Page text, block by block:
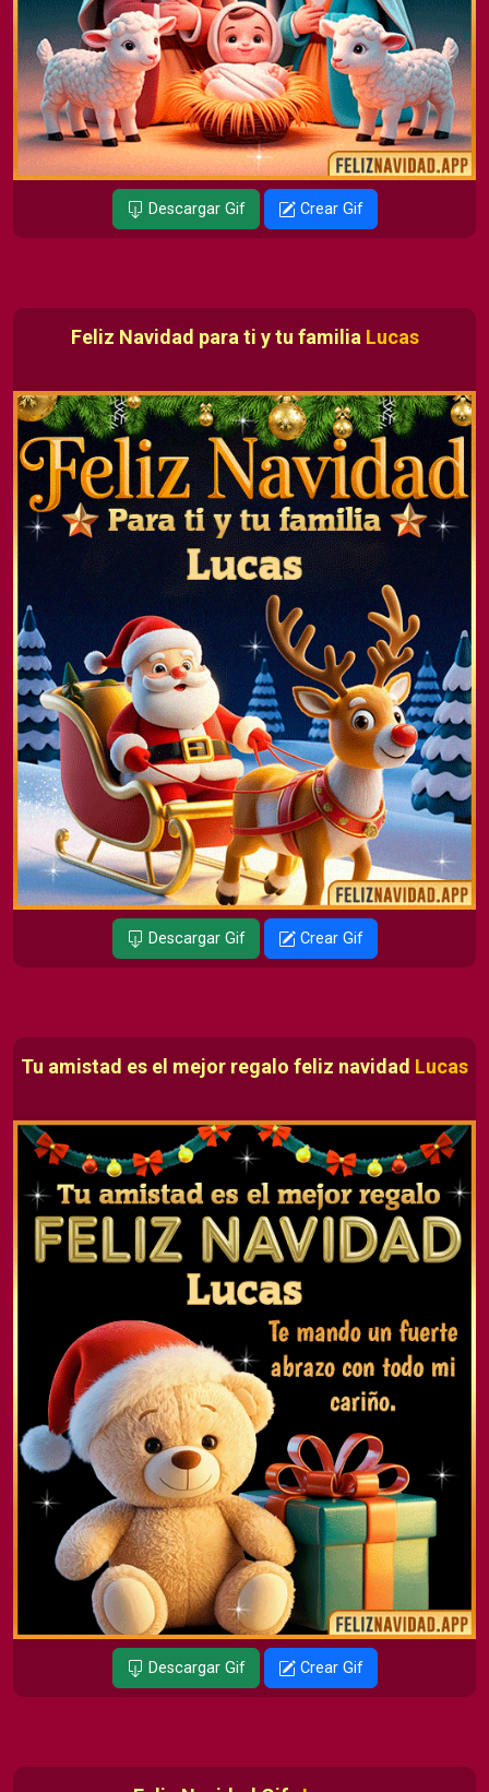
Descargar Gif Crear Gif
Feliz Navidad para ti y tu familia Lucas
Descargar Gif Crear Gif
Tu amistad es el mejor regalo feliz navidad Lucas
Descargar Gif Crear Gif